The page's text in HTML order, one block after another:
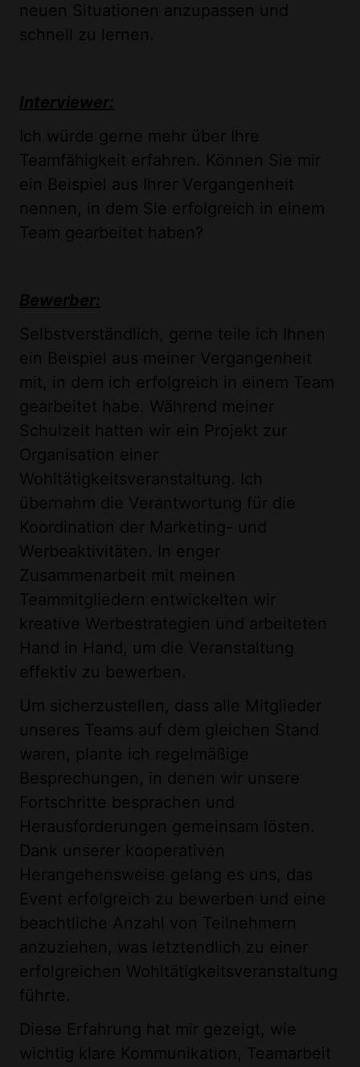
neuen Situationen anzupassen und
schnell zu lernen.
Interviewer:
Ich würde gerne mehr über Ihre
Teamfähigkeit erfahren. Können Sie mir
ein Beispiel aus Ihrer Vergangenheit
nennen, in dem Sie erfolgreich in einem
Team gearbeitet haben?
Bewerber:
Selbstverständlich, gerne teile ich Ihnen
ein Beispiel aus meiner Vergangenheit
mit, in dem ich erfolgreich in einem Team
gearbeitet habe. Während meiner
Schulzeit hatten wir ein Projekt zur
Organisation einer
Wohltätigkeitsveranstaltung. Ich
übernahm die Verantwortung für die
Koordination der Marketing- und
Werbeaktivitäten. In enger
Zusammenarbeit mit meinen
Teammitgliedern entwickelten wir
kreative Werbestrategien und arbeiteten
Hand in Hand, um die Veranstaltung
effektiv zu bewerben.
Um sicherzustellen, dass alle Mitglieder
unseres Teams auf dem gleichen Stand
waren, plante ich regelmäßige
Besprechungen, in denen wir unsere
Fortschritte besprachen und
Herausforderungen gemeinsam lösten.
Dank unserer kooperativen
Herangehensweise gelang es uns, das
Event erfolgreich zu bewerben und eine
beachtliche Anzahl von Teilnehmern
anzuziehen, was letztendlich zu einer
erfolgreichen Wohltätigkeitsveranstaltung
führte.
Diese Erfahrung hat mir gezeigt, wie
wichtig klare Kommunikation, Teamarbeit